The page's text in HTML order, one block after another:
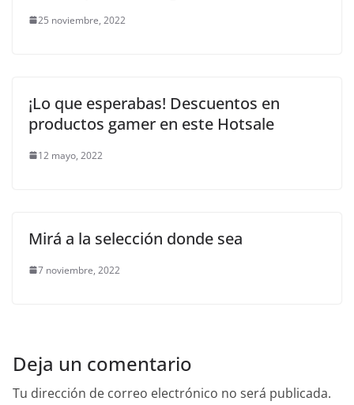
25 noviembre, 2022
¡Lo que esperabas! Descuentos en
productos gamer en este Hotsale
12 mayo, 2022
Mirá a la selección donde sea
7 noviembre, 2022
Deja un comentario
Tu dirección de correo electrónico no será publicada.